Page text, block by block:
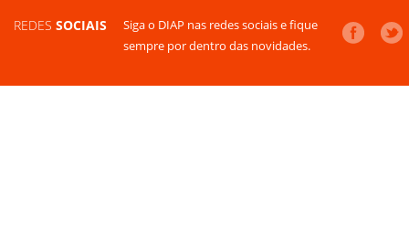
REDES SOCIAIS
Siga o DIAP nas redes sociais e fique
sempre por dentro das novidades.